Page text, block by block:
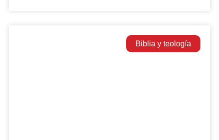
Biblia y teología